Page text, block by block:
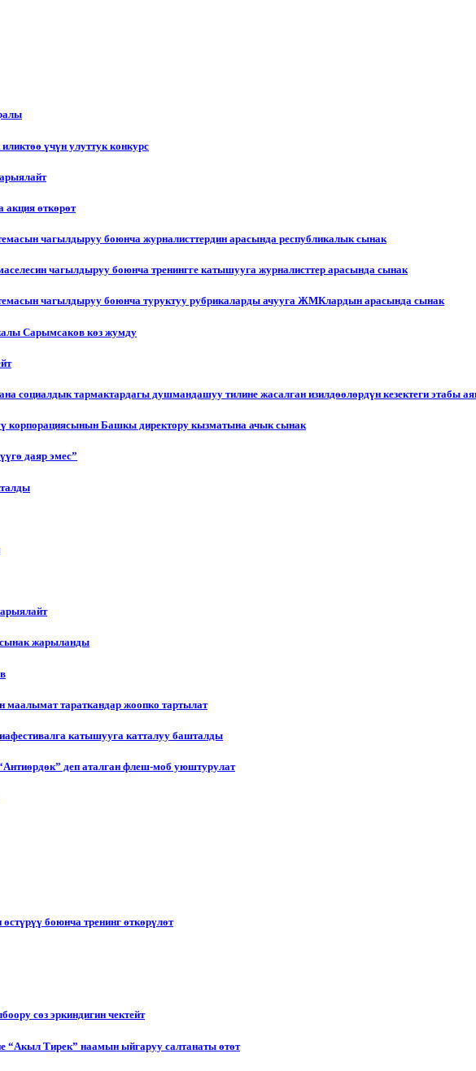
үчүн улуттук конкурс
акция өткөрөт
чагылдыруу боюнча журналисттердин арасында республикалык сынак
чагылдыруу боюнча тренингге катышууга журналисттер арасында сынак
чагылдыруу боюнча туруктуу рубрикаларды ачууга ЖМКлардын арасында сынак
Сарымсаков көз жумду
социалдык тармактардагы душмандашуу тилине жасалган изилдөөлөрдүн кезектеги этабы
корпорациясынын Башкы директору кызматына ачык сынак
даяр эмес”
жарыланды
тараткандар жоопко тартылат
катышууга катталуу башталды
деп аталган флеш-моб уюштурулат
боюнча тренинг өткөрүлөт
сөз эркиндигин чектейт
“Акыл Тирек” наамын ыйгаруу салтанаты өтөт